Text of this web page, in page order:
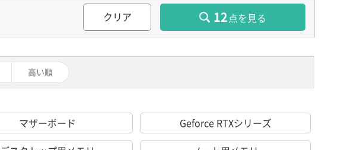
クリア 12点を見る
高い順
マザーボード
Geforce RTXシリーズ